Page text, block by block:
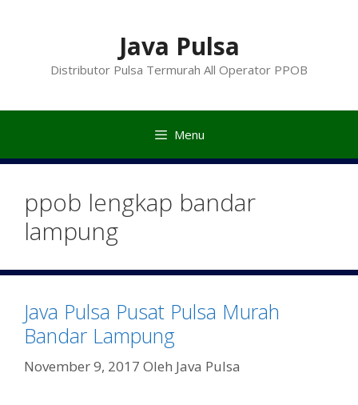
Java Pulsa
Distributor Pulsa Termurah All Operator PPOB
Menu
ppob lengkap bandar
lampung
Java Pulsa Pusat Pulsa Murah
Bandar Lampung
November 9, 2017 Oleh Java Pulsa